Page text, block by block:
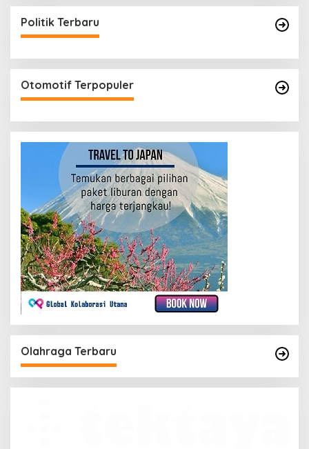
Politik Terbaru
Otomotif Terpopuler
Olahraga Terbaru